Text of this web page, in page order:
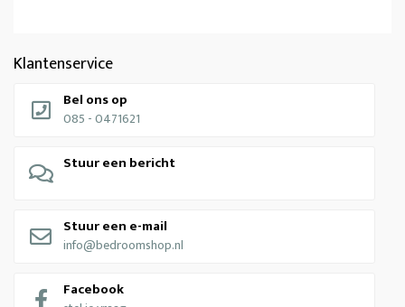
Klantenservice
Bel ons op
085 - 0471621
Stuur een bericht
Stuur een e-mail
info@bedroomshop.nl
Facebook